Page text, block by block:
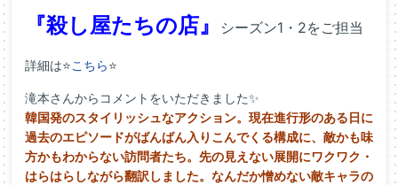
『殺し屋たちの店』 シーズン1・2をご担当
詳細は⭐こちら⭐
滝本さんからコメントをいただきました✨
韓国発のスタイリッシュなアクション。 現在進行形のある日に
過去のエピソードがばんばん入りこんでくる構成に、敵かも味
方かもわからない訪問者たち。 先の見えない展開にワクワク・
はらはらしながら翻訳しました。 なんだか憎めない敵キャラの